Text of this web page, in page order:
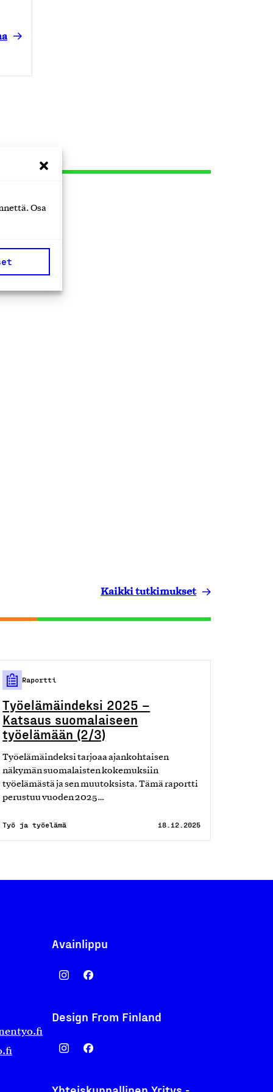
Osa
Kaikki tutkimukset
Raportti
Työelämäindeksi 2025 –
Katsaus suomalaiseen
työelämään (2/3)
Työelämäindeksi tarjoaa ajankohtaisen
näkymän suomalaisten kokemuksiin
työelämästä ja sen muutoksista. Tämä raportti
perustuu vuoden 2025…
Työ ja työelämä 18.12.2025
Avainlippu
Design From Finland